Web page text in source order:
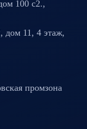
100 с2.,
дом 11, 4 этаж,
промзона